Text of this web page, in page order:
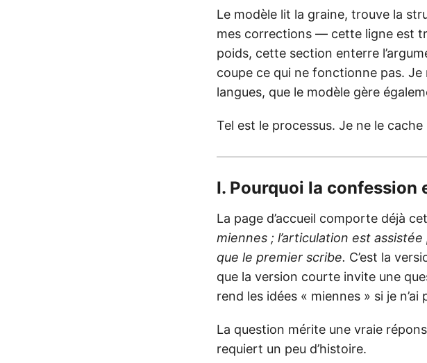
Le modèle lit la graine, trouve la
mes corrections — cette ligne est
poids, cette section enterre
coupe ce qui ne fonctionne pas.
langues, que le modèle gère
Tel est le processus. Je ne le
I. Pourquoi la confession
La page d’accueil comporte déjà
miennes ; l’articulation est
que le premier scribe. C’est la
que la version courte invite une
rend les idées « miennes » si je
La question mérite une vraie
requiert un peu d’histoire.